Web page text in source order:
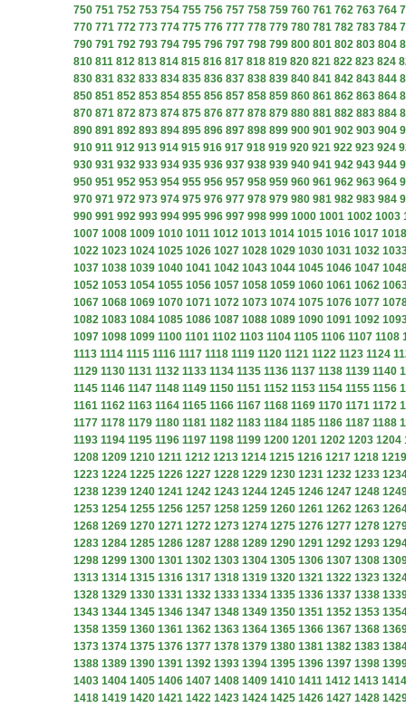
750 751 752 753 754 755 756 757 758 759 760 761 762 763 764
770 771 772 773 774 775 776 777 778 779 780 781 782 783 784
790 791 792 793 794 795 796 797 798 799 800 801 802 803 804
810 811 812 813 814 815 816 817 818 819 820 821 822 823 824
830 831 832 833 834 835 836 837 838 839 840 841 842 843 844
850 851 852 853 854 855 856 857 858 859 860 861 862 863 864
870 871 872 873 874 875 876 877 878 879 880 881 882 883 884
890 891 892 893 894 895 896 897 898 899 900 901 902 903 904
910 911 912 913 914 915 916 917 918 919 920 921 922 923 924
930 931 932 933 934 935 936 937 938 939 940 941 942 943 944
950 951 952 953 954 955 956 957 958 959 960 961 962 963 964
970 971 972 973 974 975 976 977 978 979 980 981 982 983 984
990 991 992 993 994 995 996 997 998 999 1000 1001 1002 1003
1007 1008 1009 1010 1011 1012 1013 1014 1015 1016 1017 1018
1022 1023 1024 1025 1026 1027 1028 1029 1030 1031 1032
1037 1038 1039 1040 1041 1042 1043 1044 1045 1046 1047
1052 1053 1054 1055 1056 1057 1058 1059 1060 1061 1062
1067 1068 1069 1070 1071 1072 1073 1074 1075 1076 1077
1082 1083 1084 1085 1086 1087 1088 1089 1090 1091 1092
1097 1098 1099 1100 1101 1102 1103 1104 1105 1106 1107 1108
1113 1114 1115 1116 1117 1118 1119 1120 1121 1122 1123 1124
1129 1130 1131 1132 1133 1134 1135 1136 1137 1138 1139 1140
1145 1146 1147 1148 1149 1150 1151 1152 1153 1154 1155 1156
1161 1162 1163 1164 1165 1166 1167 1168 1169 1170 1171 1172
1177 1178 1179 1180 1181 1182 1183 1184 1185 1186 1187 1188
1193 1194 1195 1196 1197 1198 1199 1200 1201 1202 1203 1204
1208 1209 1210 1211 1212 1213 1214 1215 1216 1217 1218 1219
1223 1224 1225 1226 1227 1228 1229 1230 1231 1232 1233
1238 1239 1240 1241 1242 1243 1244 1245 1246 1247 1248
1253 1254 1255 1256 1257 1258 1259 1260 1261 1262 1263
1268 1269 1270 1271 1272 1273 1274 1275 1276 1277 1278
1283 1284 1285 1286 1287 1288 1289 1290 1291 1292 1293
1298 1299 1300 1301 1302 1303 1304 1305 1306 1307 1308
1313 1314 1315 1316 1317 1318 1319 1320 1321 1322 1323
1328 1329 1330 1331 1332 1333 1334 1335 1336 1337 1338
1343 1344 1345 1346 1347 1348 1349 1350 1351 1352 1353
1358 1359 1360 1361 1362 1363 1364 1365 1366 1367 1368
1373 1374 1375 1376 1377 1378 1379 1380 1381 1382 1383
1388 1389 1390 1391 1392 1393 1394 1395 1396 1397 1398
1403 1404 1405 1406 1407 1408 1409 1410 1411 1412 1413 1414
1418 1419 1420 1421 1422 1423 1424 1425 1426 1427 1428